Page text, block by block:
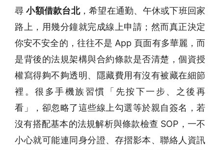
尋小額借款台北，希望在通勤、午休或下班回家
路上，用幾分鐘就完成線上申請；然而真正決定
你安不安全的，往往不是 App 頁面有多華麗，而
是背後的法規架構與合約條款是否清楚，個資授
權寫得夠不夠透明、隱藏費用有沒有被藏在細節
裡。很多手機族習慣「先按下一步、之後再
看」，卻忽略了這些線上勾選等於親自簽名，若
沒有搭配基本的法規解析與條款檢查 SOP，一不
小心就可能連同身分證、存摺影本、聯絡人資訊